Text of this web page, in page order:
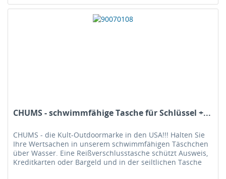
CHUMS - schwimmfähige Tasche für Schlüssel +...
CHUMS - die Kult-Outdoormarke in den USA!!! Halten Sie
Ihre Wertsachen in unserem schwimmfähigen Täschchen
über Wasser. Eine Reißverschlusstasche schützt Ausweis,
Kreditkarten oder Bargeld und in der seiltlichen Tasche